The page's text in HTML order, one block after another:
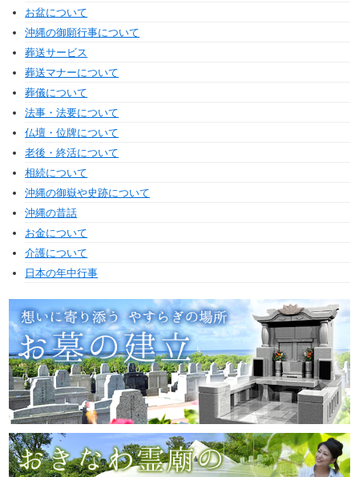
お盆について
沖縄の御願行事について
葬送サービス
葬送マナーについて
葬儀について
法事・法要について
仏壇・位牌について
老後・終活について
相続について
沖縄の御嶽や史跡について
沖縄の昔話
お金について
介護について
日本の年中行事